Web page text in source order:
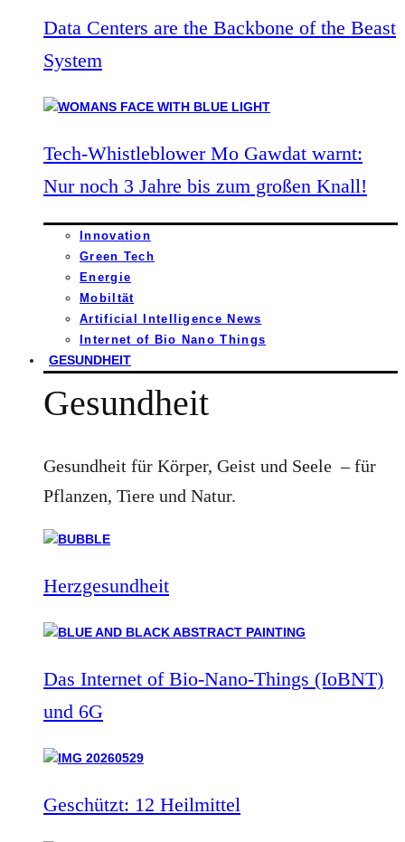
Data Centers are the Backbone of the Beast
System
Tech-Whistleblower Mo Gawdat warnt:
Nur noch 3 Jahre bis zum großen Knall!
Innovation
Green Tech
Energie
Mobiltät
Artificial Intelligence News
Internet of Bio Nano Things
GESUNDHEIT
Gesundheit
Gesundheit für Körper, Geist und Seele – für
Pflanzen, Tiere und Natur.
Herzgesundheit
Das Internet of Bio-Nano-Things (IoBNT)
und 6G
Geschützt: 12 Heilmittel